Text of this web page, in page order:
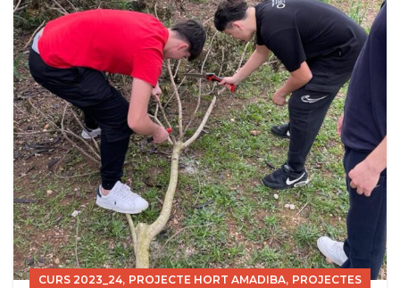
CURS 2023_24, PROJECTE HORT AMADIBA, PROJECTES